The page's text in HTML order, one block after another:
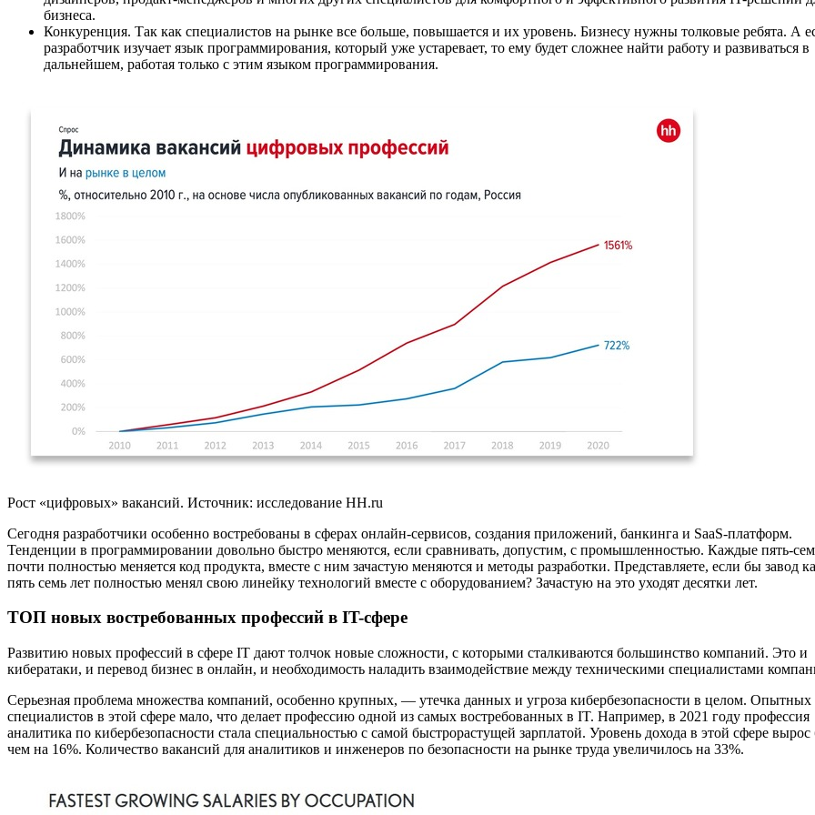
бизнеса.
Конкуренция. Так как специалистов на рынке все больше, повышается и их уровень. Бизнесу нужны толковые ребята. А
разработчик изучает язык программирования, который уже устаревает, то ему будет сложнее найти работу и развиваться в
дальнейшем, работая только с этим языком программирования.
Рост «цифровых» вакансий. Источник: исследование HH.ru
Сегодня разработчики особенно востребованы в сферах онлайн-сервисов, создания приложений, банкинга и SaaS-платформ.
Тенденции в программировании довольно быстро меняются, если сравнивать, допустим, с промышленностью. Каждые пять-
почти полностью меняется код продукта, вместе с ним зачастую меняются и методы разработки. Представляете, если бы завод
пять семь лет полностью менял свою линейку технологий вместе с оборудованием? Зачастую на это уходят десятки лет.
ТОП новых востребованных профессий в IT-сфере
Развитию новых профессий в сфере IT дают толчок новые сложности, с которыми сталкиваются большинство компаний. Это и
кибератаки, и перевод бизнес в онлайн, и необходимость наладить взаимодействие между техническими специалистами
Серьезная проблема множества компаний, особенно крупных, — утечка данных и угроза кибербезопасности в целом. Опытных
специалистов в этой сфере мало, что делает профессию одной из самых востребованных в IT. Например, в 2021 году профессия
аналитика по кибербезопасности стала специальностью с самой быстрорастущей зарплатой. Уровень дохода в этой сфере вырос
чем на 16%. Количество вакансий для аналитиков и инженеров по безопасности на рынке труда увеличилось на 33%.